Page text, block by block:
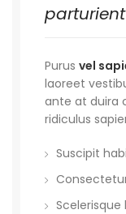
parturient
Purus vel
laoreet
ante at duira
ridiculus
Suscipit